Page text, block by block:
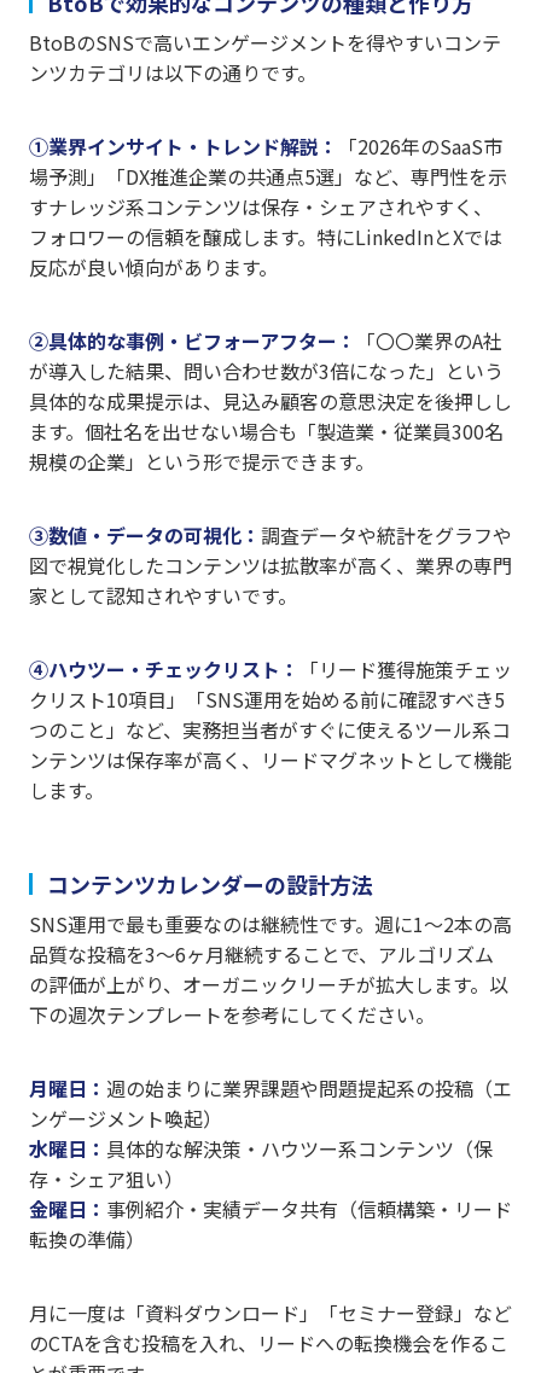
BtoBのSNSで高いエンゲージメントを得やすいコンテ
ンツカテゴリは以下の通りです。
①業界インサイト・トレンド解説：
「2026年のSaaS市
場予測」「DX推進企業の共通点5選」など、専門性を示
すナレッジ系コンテンツは保存・シェアされやすく、
フォロワーの信頼を醸成します。特にLinkedInとXでは
反応が良い傾向があります。
②具体的な事例・ビフォーアフター：
「〇〇業界のA社
が導入した結果、問い合わせ数が3倍になった」という
具体的な成果提示は、見込み顧客の意思決定を後押しし
ます。個社名を出せない場合も「製造業・従業員300名
規模の企業」という形で提示できます。
③数値・データの可視化： 調査データや統計をグラフや
図で視覚化したコンテンツは拡散率が高く、業界の専門
家として認知されやすいです。
④ハウツー・チェックリスト：
「リード獲得施策チェッ
クリスト10項目」「SNS運用を始める前に確認すべき5
つのこと」など、実務担当者がすぐに使えるツール系コ
ンテンツは保存率が高く、リードマグネットとして機能
します。
コンテンツカレンダーの設計方法
SNS運用で最も重要なのは継続性です。週に1〜2本の高
品質な投稿を3〜6ヶ月継続することで、アルゴリズム
の評価が上がり、オーガニックリーチが拡大します。以
下の週次テンプレートを参考にしてください。
月曜日： 週の始まりに業界課題や問題提起系の投稿（エ
ンゲージメント喚起）
水曜日： 具体的な解決策・ハウツー系コンテンツ（保
存・シェア狙い）
金曜日： 事例紹介・実績データ共有（信頼構築・リード
転換の準備）
月に一度は「資料ダウンロード」「セミナー登録」など
のCTAを含む投稿を入れ、リードへの転換機会を作るこ